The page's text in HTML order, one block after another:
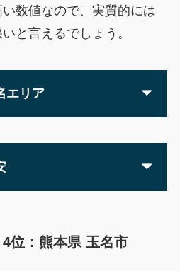
数値なので、実質的には
と言えるでしょう。
エリア
位：熊本県 玉名市